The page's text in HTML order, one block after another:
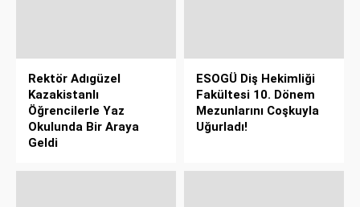
Rektör Adıgüzel
Kazakistanlı
Öğrencilerle Yaz
Okulunda Bir Araya
Geldi
ESOGÜ Diş Hekimliği
Fakültesi 10. Dönem
Mezunlarını Coşkuyla
Uğurladı!